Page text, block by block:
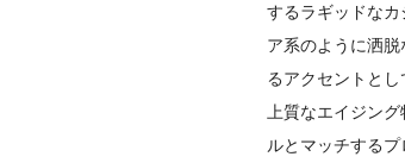
するラギッドな
ア系のように洒
るアクセントと
上質なエイジン
ルとマッチする